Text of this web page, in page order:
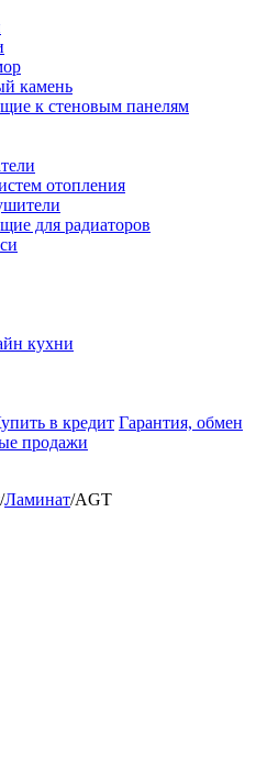
камень
к стеновым панелям
отопления
для радиаторов
кухни
в кредит Гарантия, обмен
продажи
/Ламинат/AGT